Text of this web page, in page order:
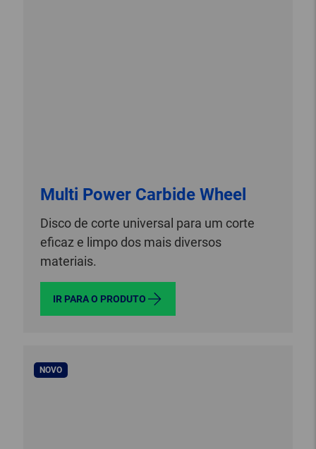
Multi Power Carbide Wheel
Disco de corte universal para um corte
eficaz e limpo dos mais diversos
materiais.
IR PARA O PRODUTO
NOVO